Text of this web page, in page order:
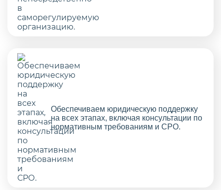
Обеспечиваем юридическую поддержку
на всех этапах, включая консультации по
нормативным требованиям и СРО.